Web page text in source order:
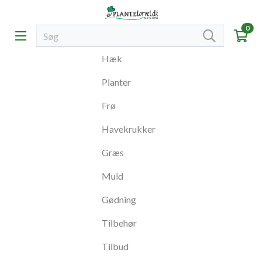
0
Hæk
Planter
Frø
Havekrukker
Græs
Muld
Gødning
Tilbehør
Tilbud